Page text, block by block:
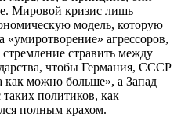
Мировой кризис лишь
модель, которую
«умиротворение» агрессоров,
стравить между
чтобы Германия, СССР
как можно больше», а Запад
политиков, как
полным крахом.